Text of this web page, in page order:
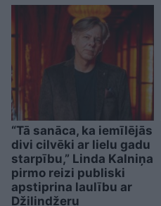
“Tā sanāca, ka iemīlējās
divi cilvēki ar lielu gadu
starpību,” Linda Kalniņa
pirmo reizi publiski
apstiprina laulību ar
Džilindžeru